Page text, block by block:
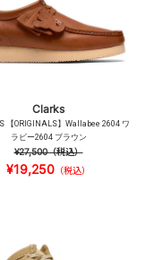
Clarks
【ORIGINALS】Wallabee 2604 ワ
ラビー2604 ブラウン
¥27,500（税込）
¥19,250 （税込）